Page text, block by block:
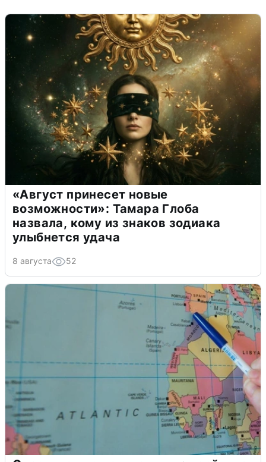
«Август принесет новые
возможности»: Тамара Глоба
назвала, кому из знаков зодиака
улыбнется удача
8 августа 52